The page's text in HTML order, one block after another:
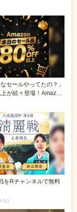
なセールやってたの？」
が続々登場！Amazon
をRチャンネルで無料
ル)